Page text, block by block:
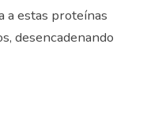
a estas proteínas
desencadenando